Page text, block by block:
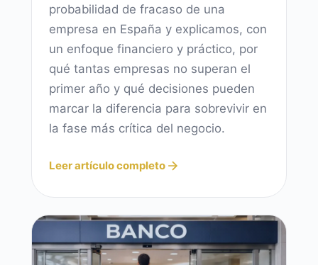
probabilidad de fracaso de una
empresa en España y explicamos, con
un enfoque financiero y práctico, por
qué tantas empresas no superan el
primer año y qué decisiones pueden
marcar la diferencia para sobrevivir en
la fase más crítica del negocio.
Leer artículo completo